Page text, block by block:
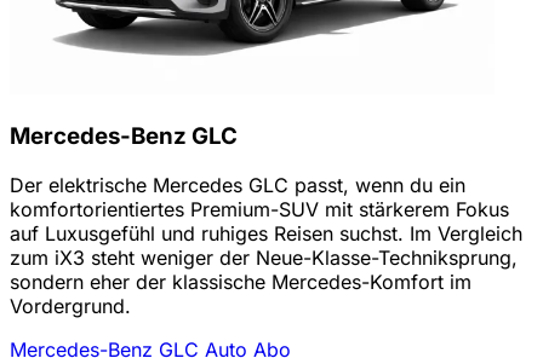
Mercedes-Benz GLC
Der elektrische Mercedes GLC passt, wenn du ein
komfortorientiertes Premium-SUV mit stärkerem Fokus
auf Luxusgefühl und ruhiges Reisen suchst. Im Vergleich
zum iX3 steht weniger der Neue-Klasse-Techniksprung,
sondern eher der klassische Mercedes-Komfort im
Vordergrund.
Mercedes-Benz GLC Auto Abo